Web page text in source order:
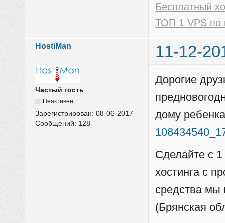
Бесплатный
ТОП 1 VPS по
HostiMan 11-12-
Частый гость
Неактивен
Зарегистрирован:08-06-2017
Сообщений: 128
Дорогие
дому
Сделайте с
хостинга с
средства мы
(Брянская